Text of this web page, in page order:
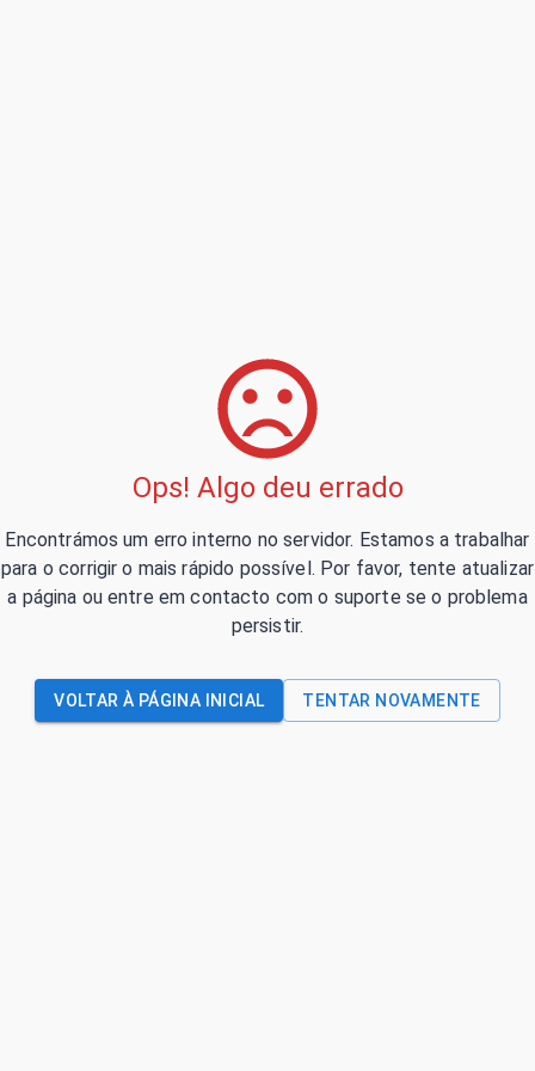
Ops! Algo deu errado
Encontrámos um erro interno no servidor. Estamos a trabalhar
para o corrigir o mais rápido possível. Por favor, tente atualizar
a página ou entre em contacto com o suporte se o problema
persistir.
VOLTAR À PÁGINA INICIAL TENTAR NOVAMENTE